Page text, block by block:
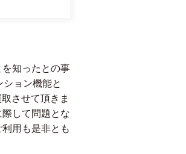
知ったとの事
ョン機能と
させて頂きま
して問題とな
用も是非とも